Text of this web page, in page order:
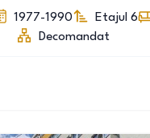
1977-1990 Etajul 6
Decomandat